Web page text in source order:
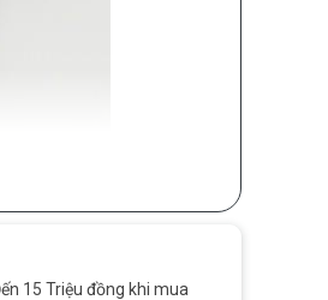
15 Triệu đồng khi mua